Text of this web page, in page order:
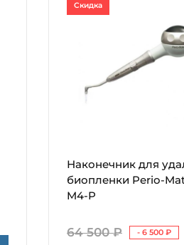
Наконечник для
биопленки Perio-
M4-P
64 500 ₽ - 6 500 ₽
Скидка